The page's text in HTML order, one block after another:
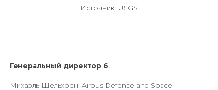
Источник: USGS
Генеральный директор 6:
Михаэль Шельхорн, Airbus Defence and Space